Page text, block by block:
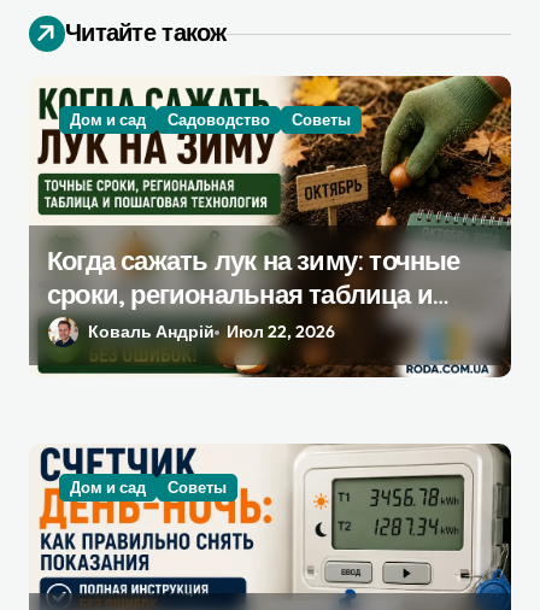
о
з
а
п
и
м
Читайте також
Дом и сад Садоводство Советы
Когда сажать лук на зиму: точные
сроки, региональная таблица и
пошаговая инструкция
Коваль Андрій Июл 22, 2026
Дом и сад Советы